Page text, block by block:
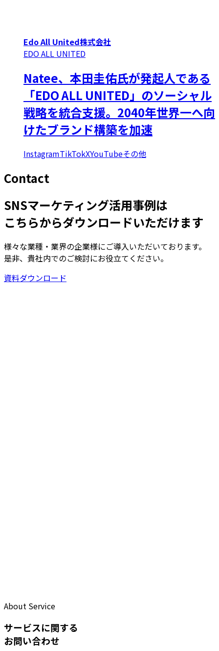
Edo All United株式会社
EDO ALL UNITED
Natee、本田圭佑氏が発起人である
「EDO ALL UNITED」のソーシャル
戦略を統合支援。2040年世界一へ向
けたブランド構築を加速
InstagramTikTokXYouTubeその他
Contact
SNSマーケティング活用事例は
こちらからダウンロードいただけます
様々な業種・業界の企業様にご導入いただいております。
是非、貴社内でのご検討にお役立てください。
資料ダウンロード
About Service
サービスに関する
お問い合わせ